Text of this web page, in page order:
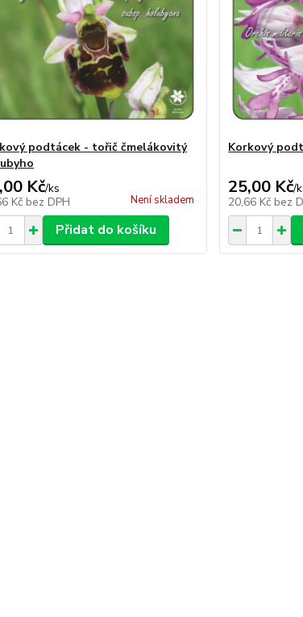
podtácek - tořič čmelákovitý
Kč/ks
Kč bez DPH Není skladem
Přidat do košíku
Korkový
25,00 Kč/
20,66 Kč bez